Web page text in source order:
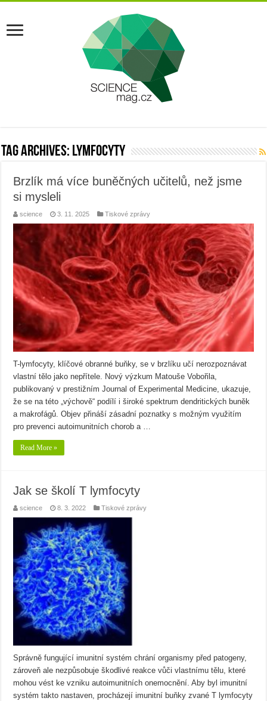
Tag Archives: lymfocyty
Brzlík má více buněčných učitelů, než jsme
si mysleli
science 3. 11. 2025 Tiskové zprávy
T-lymfocyty, klíčové obranné buňky, se v brzlíku učí nerozpoznávat
vlastní tělo jako nepřítele. Nový výzkum Matouše Vobořila,
publikovaný v prestižním Journal of Experimental Medicine, ukazuje,
že se na této „výchově“ podílí i široké spektrum dendritických buněk
a makrofágů. Objev přináší zásadní poznatky s možným využitím
pro prevenci autoimunitních chorob a …
Read More »
Jak se školí T lymfocyty
science 8. 3. 2022 Tiskové zprávy
Správně fungující imunitní systém chrání organismy před patogeny,
zároveň ale nezpůsobuje škodlivé reakce vůči vlastnímu tělu, které
mohou vést ke vzniku autoimunitních onemocnění. Aby byl imunitní
systém takto nastaven, procházejí imunitní buňky zvané T lymfocyty